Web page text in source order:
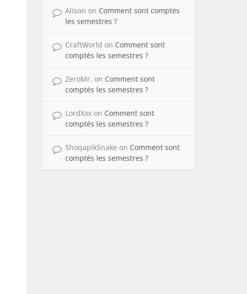
Alison on Comment sont comptés
les semestres ?
CraftWorld on Comment sont
comptés les semestres ?
ZeroMr. on Comment sont
comptés les semestres ?
LordXxx on Comment sont
comptés les semestres ?
ShoqapikSnake on Comment sont
comptés les semestres ?